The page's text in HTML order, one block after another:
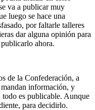
va a publicar muy
luego se hace una
por faltarle talleres
dar alguna opinión para
ahora.
de la Confederación, a
mandan información, y
es publicable. Aunque
para decidirlo.